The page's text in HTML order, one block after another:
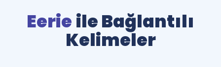
Eerie ile Bağlantılı
Kelimeler